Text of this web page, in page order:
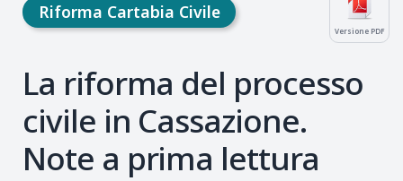
Versione PDF
Riforma Cartabia Civile
La riforma del processo
civile in Cassazione.
Note a prima lettura